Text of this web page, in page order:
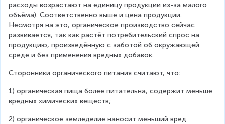
расходы возрастают на единицу продукции из-за малого
объёма). Соответственно выше и цена продукции.
Несмотря на это, органическое производство сейчас
развивается, так как растёт потребительский спрос на
продукцию, произведённую с заботой об окружающей
среде и без применения вредных добавок.
Сторонники органического питания считают, что:
1) органическая пища более питательна, содержит меньше
вредных химических веществ;
2) органическое земледелие наносит меньший вред